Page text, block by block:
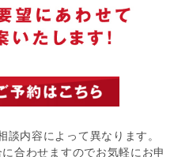
内容によって異なります。
合わせますのでお気軽にお申